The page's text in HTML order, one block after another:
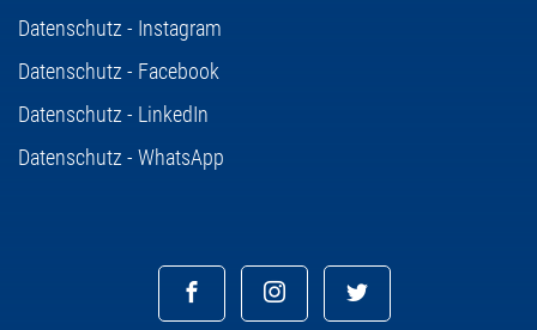
Datenschutz - Instagram
Datenschutz - Facebook
Datenschutz - LinkedIn
Datenschutz - WhatsApp